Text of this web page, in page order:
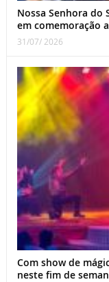
Nossa Senhora
em comemoração
31/07/ 2026
Com show de
neste fim de